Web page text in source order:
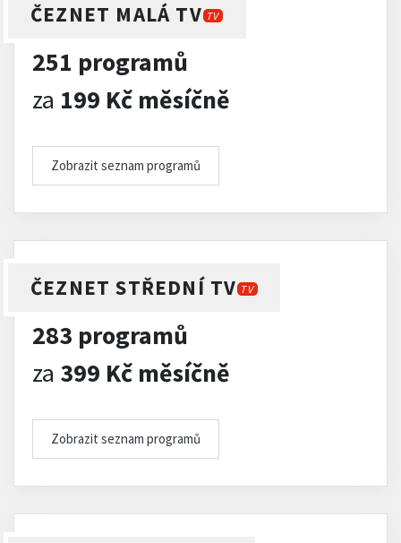
ČEZNET MALÁ TV TV
251 programů
za 199 Kč měsíčně
Zobrazit seznam programů
ČEZNET STŘEDNÍ TV TV
283 programů
za 399 Kč měsíčně
Zobrazit seznam programů